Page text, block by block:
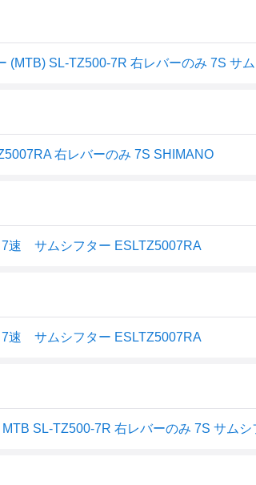
右レバーのみ 7S SHIMANO
サムシフター ESLTZ5007RA
サムシフター ESLTZ5007RA